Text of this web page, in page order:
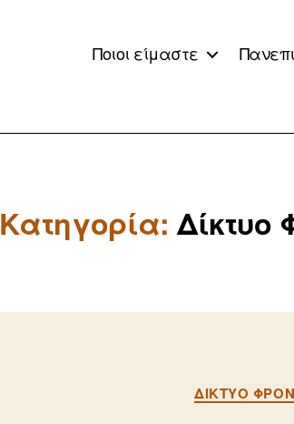
Ποιοι είμαστε
Κατηγορία: Δίκτυο
ΔΊΚΤΥΟ